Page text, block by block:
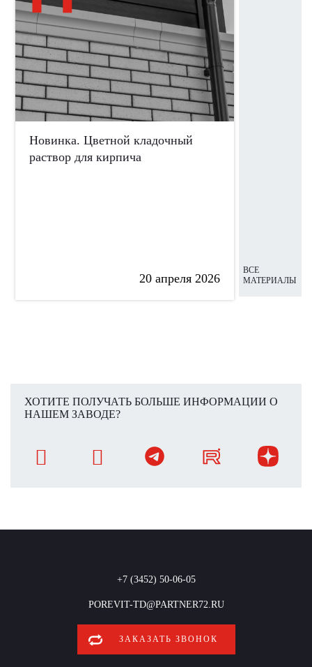
Новинка. Цветной кладочный
раствор для кирпича
20 апреля 2026
ВСЕ
МАТЕРИАЛЫ
ХОТИТЕ ПОЛУЧАТЬ БОЛЬШЕ ИНФОРМАЦИИ О
НАШЕМ ЗАВОДЕ?
+7 (3452) 50-06-05
POREVIT-TD@PARTNER72.RU
ЗАКАЗАТЬ ЗВОНОК